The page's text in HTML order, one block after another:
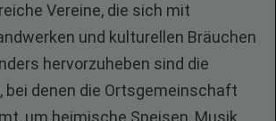
Vereine, die sich mit
und kulturellen Bräuchen
hervorzuheben sind die
bei denen die Ortsgemeinschaft
um heimische Speisen, Musik